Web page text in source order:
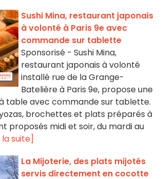
Sushi Mina, restaurant japonais
à volonté à Paris 9e avec
commande sur tablette
Sponsorisé - Sushi Mina,
restaurant japonais à volonté
installé rue de la Grange-
Batelière à Paris 9e, propose une
table avec commande sur tablette.
brochettes et plats préparés à
proposés midi et soir, du mardi au
la suite]
La Mijoterie, des plats mijotés
servis directement en cocotte